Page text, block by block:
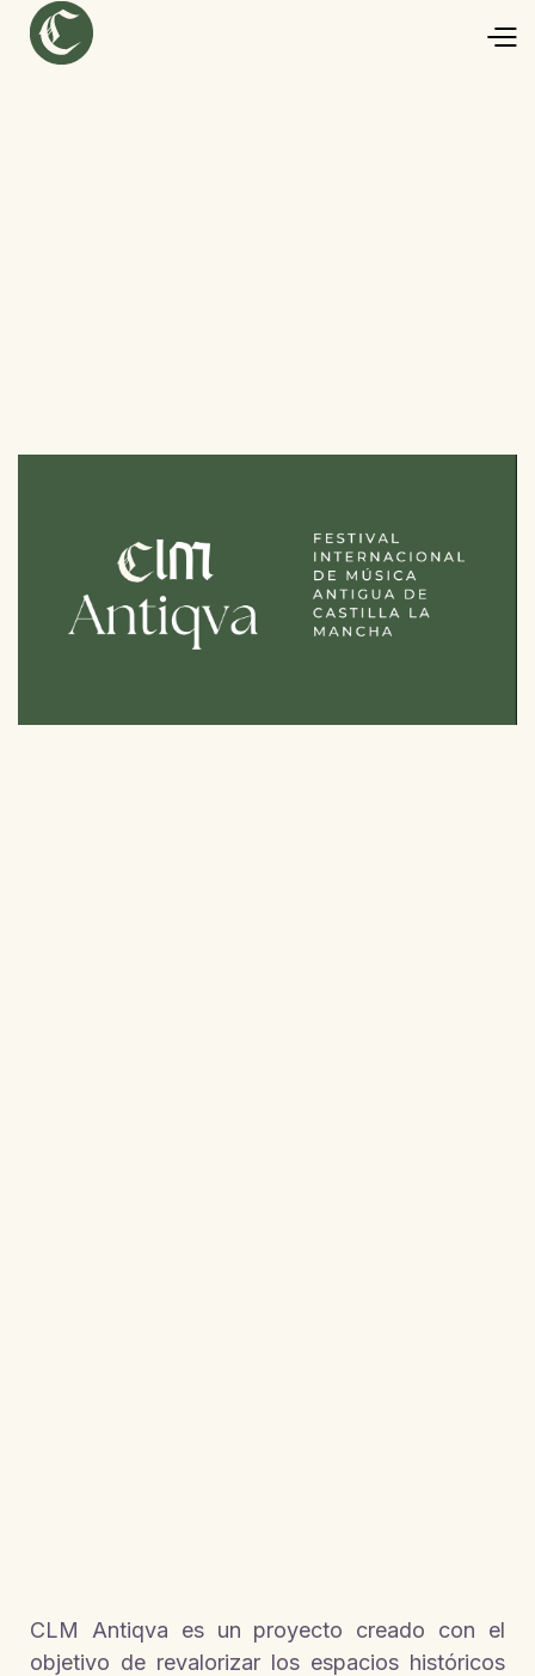
CLM Antiqva es un proyecto creado con el
objetivo de revalorizar los espacios históricos